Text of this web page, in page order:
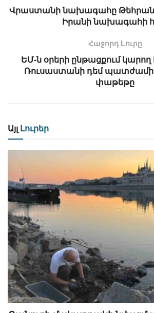
Վրաստանի նախագահը
Իրանի նախագահի
Հաջորդ Lուրը
ԵՄ-ն օրերի ընթացքում
Ռուսաստանի դեմ
փաթեթը
Այլ Լուրեր